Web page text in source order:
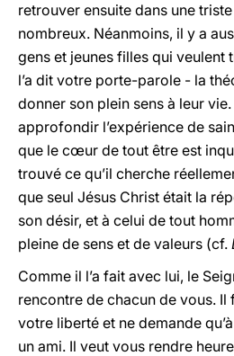
retrouver ensuite dans une
nombreux. Néanmoins, il y a
gens et jeunes filles qui veulent
l’a dit votre porte-parole - la
donner son plein sens à leur
approfondir l’expérience de
que le cœur de tout être est
trouvé ce qu’il cherche
que seul Jésus Christ était la
son désir, et à celui de tout
pleine de sens et de valeurs (cf.
Comme il l’a fait avec lui, le
rencontre de chacun de vous.
votre liberté et ne demande
un ami. Il veut vous rendre